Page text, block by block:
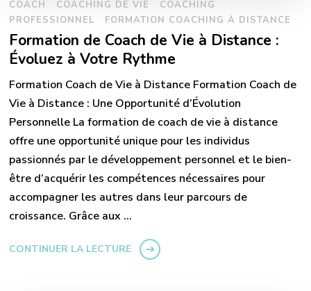
COACH COACHING DE VIE
COACHING
PROFESSIONNEL
FORMATION COACHING À DISTANCE
Formation de Coach de Vie à Distance :
Évoluez à Votre Rythme
Formation Coach de Vie à Distance Formation Coach de
Vie à Distance : Une Opportunité d’Évolution
Personnelle La formation de coach de vie à distance
offre une opportunité unique pour les individus
passionnés par le développement personnel et le bien-
être d’acquérir les compétences nécessaires pour
accompagner les autres dans leur parcours de
croissance. Grâce aux …
CONTINUER LA LECTURE